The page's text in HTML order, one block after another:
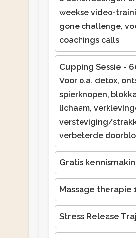
weekse video-
gone challenge,
coachings calls
Cupping Sessie -
Voor o.a. detox,
spierknopen,
lichaam,
versteviging/
verbeterde
Gratis
Massage therapie
Stress Release